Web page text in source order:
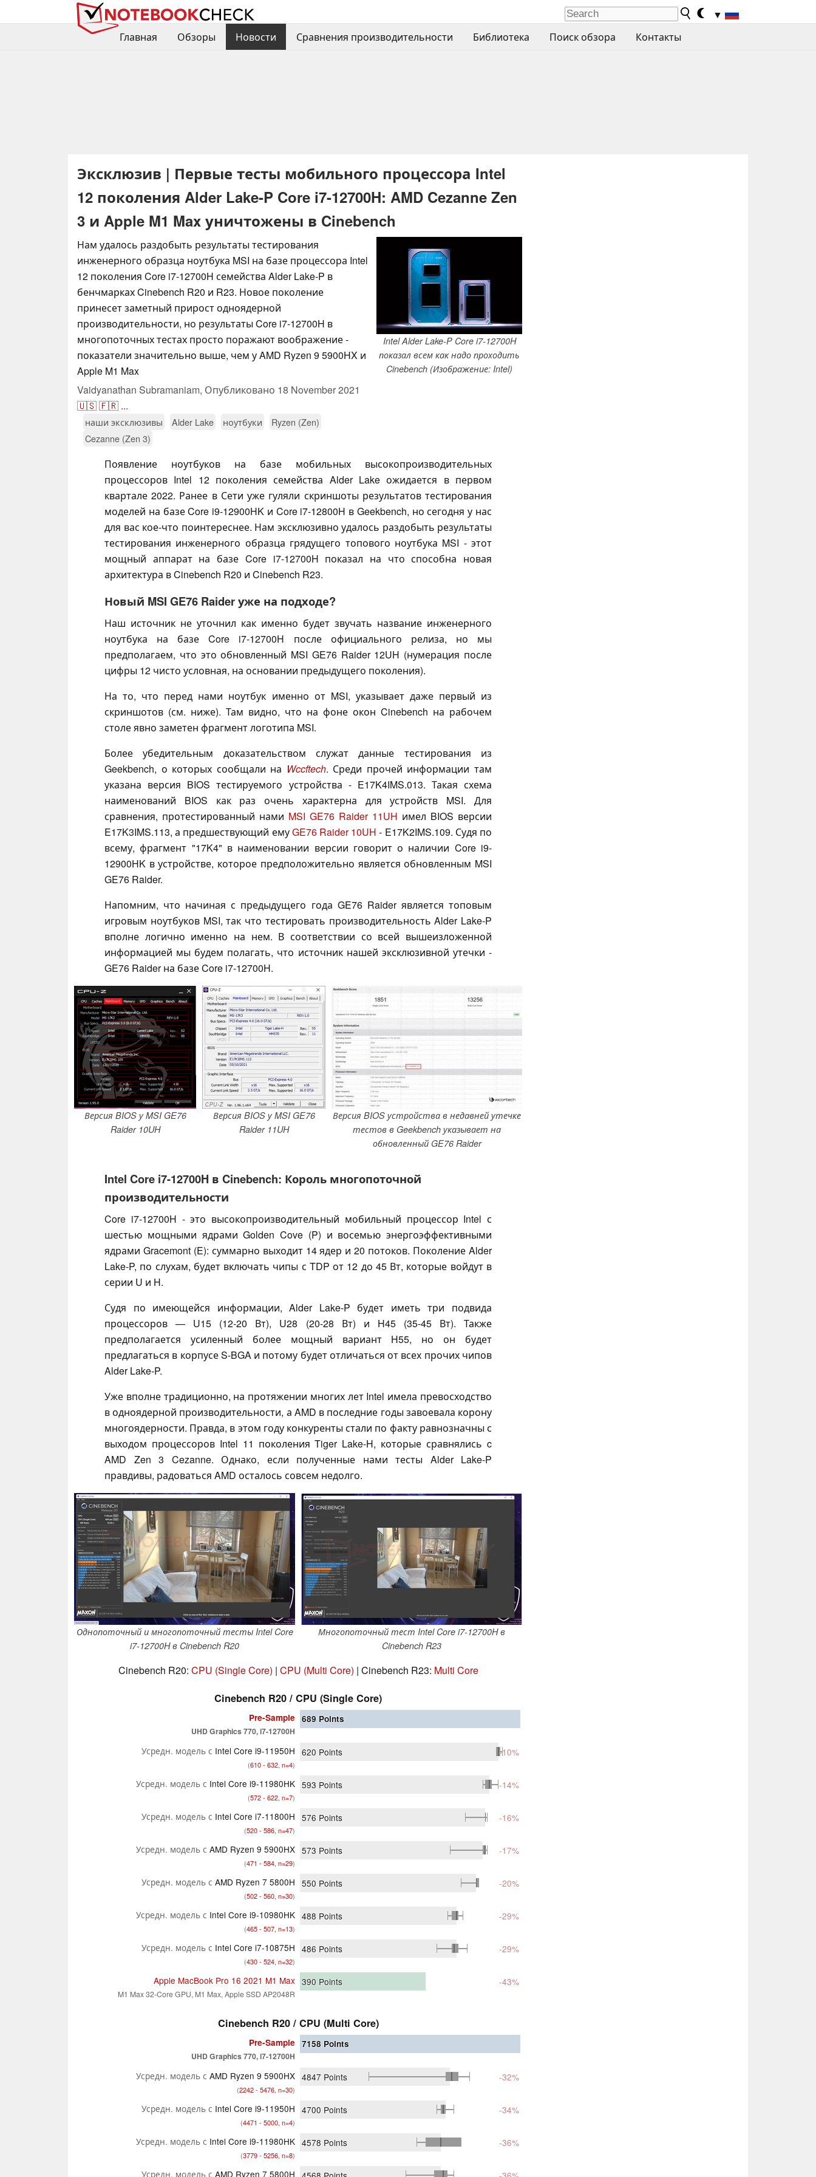
▼
Главная
Обзоры Новости Сравнения производительности Библиотека Поиск обзора Контакты
Эксклюзив | Первые тесты мобильного процессора Intel
12 поколения Alder Lake-P Core i7-12700H: AMD Cezanne Zen
3 и Apple M1 Max уничтожены в Cinebench
Intel Alder Lake-P Core i7-12700H
показал всем как надо проходить
Cinebench (Изображение: Intel)
Нам удалось раздобыть результаты тестирования
инженерного образца ноутбука MSI на базе процессора Intel
12 поколения Core i7-12700H семейства Alder Lake-P в
бенчмарках Cinebench R20 и R23. Новое поколение
принесет заметный прирост одноядерной
производительности, но результаты Core i7-12700H в
многопоточных тестах просто поражают воображение -
показатели значительно выше, чем у AMD Ryzen 9 5900HX и
Apple M1 Max
Vaidyanathan Subramaniam, Опубликовано 18 November 2021
🇺🇸🇫🇷 ...
наши эксклюзивы Alder Lake ноутбуки
Ryzen (Zen)
Cezanne (Zen 3)
Появление ноутбуков на базе мобильных высокопроизводительных
процессоров Intel 12 поколения семейства Alder Lake ожидается в первом
квартале 2022. Ранее в Сети уже гуляли скриншоты результатов тестирования
моделей на базе Core i9-12900HK и Core i7-12800H в Geekbench, но сегодня у нас
для вас кое-что поинтереснее. Нам эксклюзивно удалось раздобыть результаты
тестирования инженерного образца грядущего топового ноутбука MSI - этот
мощный аппарат на базе Core i7-12700H показал на что способна новая
архитектура в Cinebench R20 и Cinebench R23.
Новый MSI GE76 Raider уже на подходе?
Наш источник не уточнил как именно будет звучать название инженерного
ноутбука на базе Core i7-12700H после официального релиза, но мы
предполагаем, что это обновленный MSI GE76 Raider 12UH (нумерация после
цифры 12 чисто условная, на основании предыдущего поколения).
На то, что перед нами ноутбук именно от MSI, указывает даже первый из
скриншотов (см. ниже). Там видно, что на фоне окон Cinebench на рабочем
столе явно заметен фрагмент логотипа MSI.
Более убедительным доказательством служат данные тестирования из
Geekbench, о которых сообщали на Wccftech. Среди прочей информации там
указана версия BIOS тестируемого устройства - E17K4IMS.013. Такая схема
наименований BIOS как раз очень характерна для устройств MSI. Для
сравнения, протестированный нами MSI GE76 Raider 11UH имел BIOS версии
E17K3IMS.113, а предшествующий емуGE76 Raider 10UH - E17K2IMS.109. Судя по
всему, фрагмент "17K4" в наименовании версии говорит о наличии Core i9-
12900HK в устройстве, которое предположительно является обновленным MSI
GE76 Raider.
Напомним, что начиная с предыдущего года GE76 Raider является топовым
игровым ноутбуков MSI, так что тестировать производительность Alder Lake-P
вполне логично именно на нем. В соответствии со всей вышеизложенной
информацией мы будем полагать, что источник нашей эксклюзивной утечки -
GE76 Raider на базе Core i7-12700H.
Версия BIOS у MSI GE76
Raider 10UH
Версия BIOS у MSI GE76
Raider 11UH
Версия BIOS устройства в недавней утечке
тестов в Geekbench указывает на
обновленный GE76 Raider
Intel Core i7-12700H в Cinebench: Король многопоточной
производительности
Core i7-12700H - это высокопроизводительный мобильный процессор Intel с
шестью мощными ядрами Golden Cove (P) и восемью энергоэффективными
ядрами Gracemont (E): суммарно выходит 14 ядер и 20 потоков. Поколение Alder
Lake-P, по слухам, будет включать чипы с TDP от 12 до 45 Вт, которые войдут в
серии U и H.
Судя по имеющейся информации, Alder Lake-P будет иметь три подвида
процессоров — U15 (12-20 Вт), U28 (20-28 Вт) и H45 (35-45 Вт). Также
предполагается усиленный более мощный вариант H55, но он будет
предлагаться в корпусе S-BGA и потому будет отличаться от всех прочих чипов
Alder Lake-P.
Уже вполне традиционно, на протяжении многих лет Intel имела превосходство
в одноядерной производительности, а AMD в последние годы завоевала корону
многоядерности. Правда, в этом году конкуренты стали по факту равнозначны с
выходом процессоров Intel 11 поколения Tiger Lake-H, которые сравнялись c
AMD Zen 3 Cezanne. Однако, если полученные нами тесты Alder Lake-P
правдивы, радоваться AMD осталось совсем недолго.
Однопоточный и многопоточный тесты Intel Core
i7-12700H в Cinebench R20
Многопоточный тест Intel Core i7-12700H в
Cinebench R23
Cinebench R20: CPU (Single Core) | CPU (Multi Core) | Cinebench R23: Multi Core
Cinebench R20 / CPU (Single Core)
Pre-Sample
UHD Graphics 770, i7-12700H
689 Points
Усредн. модель с Intel Core i9-11950H
(610 - 632, n=4)
620 Points -10%
Усредн. модель с Intel Core i9-11980HK
(572 - 622, n=7)
593 Points -14%
Усредн. модель с Intel Core i7-11800H
(520 - 586, n=47)
576 Points -16%
Усредн. модель с AMD Ryzen 9 5900HX
(471 - 584, n=29)
573 Points -17%
Усредн. модель с AMD Ryzen 7 5800H
(502 - 560, n=30)
550 Points -20%
Усредн. модель с Intel Core i9-10980HK
(465 - 507, n=13)
488 Points -29%
Усредн. модель с Intel Core i7-10875H
(430 - 524, n=32)
486 Points -29%
Apple MacBook Pro 16 2021 M1 Max
M1 Max 32-Core GPU, M1 Max, Apple SSD AP2048R
390 Points -43%
Cinebench R20 / CPU (Multi Core)
Pre-Sample
UHD Graphics 770, i7-12700H
7158 Points
Усредн. модель с AMD Ryzen 9 5900HX
(2242 - 5476, n=30)
4847 Points -32%
Усредн. модель с Intel Core i9-11950H
(4471 - 5000, n=4)
4700 Points -34%
Усредн. модель с Intel Core i9-11980HK
(3779 - 5256, n=8)
4578 Points -36%
Усредн. модель с AMD Ryzen 7 5800H